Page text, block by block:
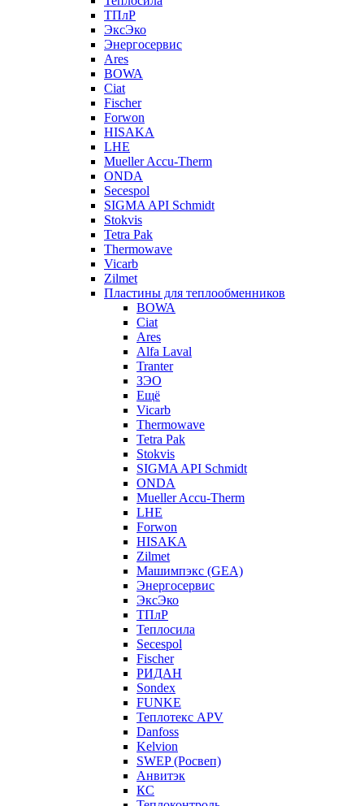
ТПлР
ЭксЭко
Энергосервис
Ares
BOWA
Ciat
Fischer
Forwon
HISAKA
LHE
Mueller Accu-Therm
ONDA
Secespol
SIGMA API Schmidt
Stokvis
Tetra Pak
Thermowave
Vicarb
Zilmet
Пластины для теплообменников
BOWA
Ciat
Ares
Alfa Laval
Tranter
ЗЭО
Ещё
Vicarb
Thermowave
Tetra Pak
Stokvis
SIGMA API Schmidt
ONDA
Mueller Accu-Therm
LHE
Forwon
HISAKA
Zilmet
Машимпэкс (GEA)
Энергосервис
ЭксЭко
ТПлР
Теплосила
Secespol
Fischer
РИДАН
Sondex
FUNKE
Теплотекс APV
Danfoss
Kelvion
SWEP (Росвеп)
Анвитэк
КС